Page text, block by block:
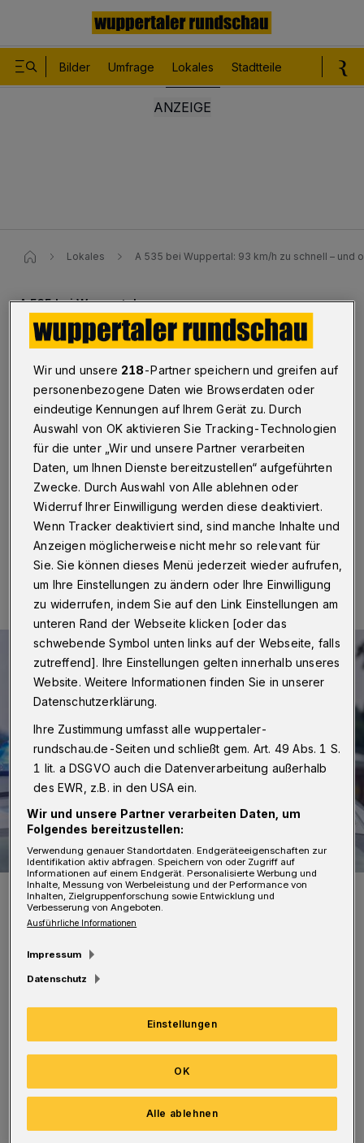
Bilder Umfrage Lokales Stadtteile
Lokales A 535 bei Wuppertal: 93 km/h zu schnell – und
A 535 bei Wuppertal
93 km/h zu schnell – und ohne
Führerschein
Wuppertal· Ein 27 Jahre alter Mann ist am Mittwoch
(29. Dezember 2021) auf der A 535 in Richtung
Wuppertal in einem Mercedes AMG mit einer
Geschwindigkeit von 193 statt der vorgeschriebenen
100 km/h geblitzt worden. Er besitzt zudem keinen
Führerschein.
29.12.2021 , 15:29 Uhr
Symbolfoto.
Foto: Christoph Petersen
Die Beamten der Autobahnpolizei Düsseldorf
filmten mit ihrem speziell ausgerüsteten
Fahrzeug den Geschwindigkeitsverstoß beim
Nachfahren und hielten den Mercedes an.
„Der 27-Jährige wollte sich durch Nennung
der falschen Personalien aus der Affäre
Wir und unsere 218-Partner speichern und greifen auf
personenbezogene Daten wie Browserdaten oder
eindeutige Kennungen auf Ihrem Gerät zu. Durch
Auswahl von OK aktivieren Sie Tracking-Technologien
für die unter „Wir und unsere Partner verarbeiten
Daten, um Ihnen Dienste bereitzustellen“ aufgeführten
Zwecke. Durch Auswahl von Alle ablehnen oder
Widerruf Ihrer Einwilligung werden diese deaktiviert.
Wenn Tracker deaktiviert sind, sind manche Inhalte und
Anzeigen möglicherweise nicht mehr so relevant für
Sie. Sie können dieses Menü jederzeit wieder aufrufen,
um Ihre Einstellungen zu ändern oder Ihre Einwilligung
zu widerrufen, indem Sie auf den Link Einstellungen am
unteren Rand der Webseite klicken [oder das
schwebende Symbol unten links auf der Webseite, falls
zutreffend]. Ihre Einstellungen gelten innerhalb unseres
Website. Weitere Informationen finden Sie in unserer
Datenschutzerklärung.
Ihre Zustimmung umfasst alle wuppertaler-
rundschau.de-Seiten und schließt gem. Art. 49 Abs. 1 S.
1 lit. a DSGVO auch die Datenverarbeitung außerhalb
des EWR, z.B. in den USA ein.
Wir und unsere Partner verarbeiten Daten, um
Folgendes bereitzustellen:
Verwendung genauer Standortdaten. Endgeräteeigenschaften zur
Identifikation aktiv abfragen. Speichern von oder Zugriff auf
Informationen auf einem Endgerät. Personalisierte Werbung und
Inhalte, Messung von Werbeleistung und der Performance von
Inhalten, Zielgruppenforschung sowie Entwicklung und
Verbesserung von Angeboten.
Ausführliche Informationen
Impressum
Datenschutz
Einstellungen
Alle ablehnen
OK